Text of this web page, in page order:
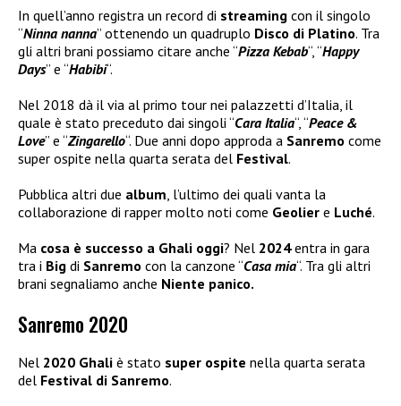
In quell’anno registra un record di streaming con il singolo
“Ninna nanna” ottenendo un quadruplo Disco di Platino. Tra
gli altri brani possiamo citare anche “Pizza Kebab“, “Happy
Days” e “Habibi“.
Nel 2018 dà il via al primo tour nei palazzetti d’Italia, il
quale è stato preceduto dai singoli “Cara Italia“, “Peace &
Love” e “Zingarello“. Due anni dopo approda a Sanremo come
super ospite nella quarta serata del Festival.
Pubblica altri due album, l’ultimo dei quali vanta la
collaborazione di rapper molto noti come Geolier e Luché.
Ma cosa è successo a Ghali oggi? Nel 2024entra in gara
tra i Big di Sanremo con la canzone “Casa mia“. Tra gli altri
brani segnaliamo anche Niente panico.
Sanremo 2020
Nel 2020 Ghali è stato super ospite nella quarta serata
del Festival di Sanremo.